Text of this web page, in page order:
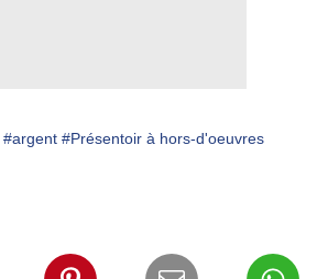
#argent #Présentoir à hors-d'oeuvres